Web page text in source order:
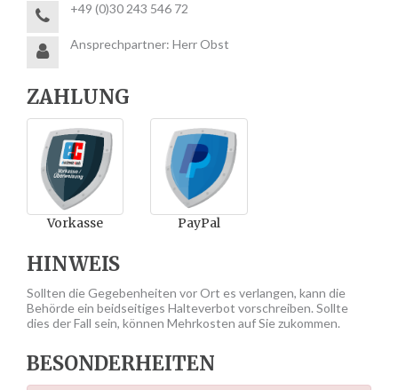
+49 (0)30 243 546 72
Ansprechpartner: Herr Obst
ZAHLUNG
Vorkasse PayPal
HINWEIS
Sollten die Gegebenheiten vor Ort es verlangen, kann die
Behörde ein beidseitiges Halteverbot vorschreiben. Sollte
dies der Fall sein, können Mehrkosten auf Sie zukommen.
BESONDERHEITEN